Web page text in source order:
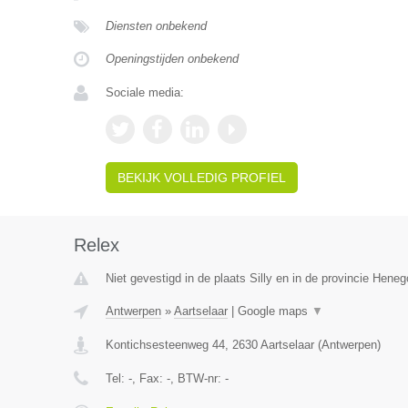
Diensten onbekend
Openingstijden onbekend
Sociale media:
BEKIJK VOLLEDIG PROFIEL
Relex
Niet gevestigd in de plaats Silly en in de provincie
Antwerpen» Aartselaar| Google maps ▼
Kontichsesteenweg 44, 2630 Aartselaar(Antwerpen)
Tel: -, Fax: -, BTW-nr: -